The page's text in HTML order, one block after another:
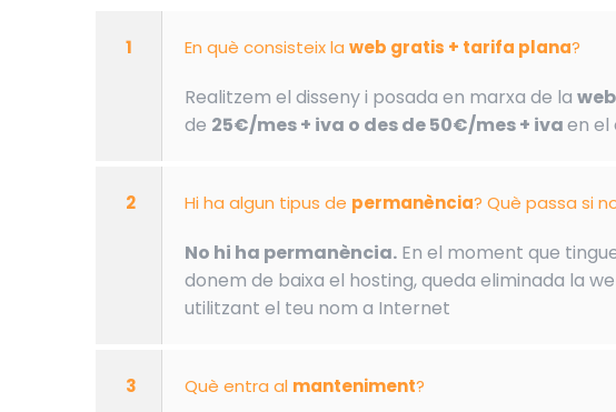
1 En què consisteix laweb gratis + tarifa plana?
Realitzem el disseny i posada en marxa de la
de 25€/mes + iva o des de 50€/mes + ivaen el
2 Hi ha algun tipus de permanència? Què passa si
No hi ha permanència. En el moment que
donem de baixa el hosting, queda eliminada la
utilitzant el teu nom a Internet
3 Què entra al manteniment?